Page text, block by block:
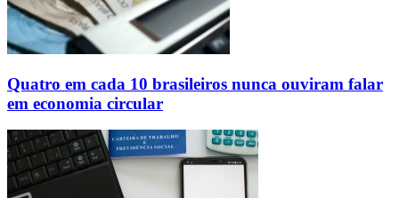
Quatro em cada 10 brasileiros nunca ouviram falar
em economia circular